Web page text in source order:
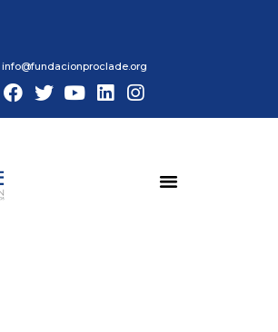
info@fundacionproclade.org